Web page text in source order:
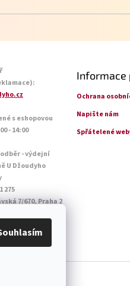
s eshopovou
- 14:00
- výdejní
U Džoudyho
275
7/670, Praha 2
Informace
Ochrana
Napište nám
Spřátelené